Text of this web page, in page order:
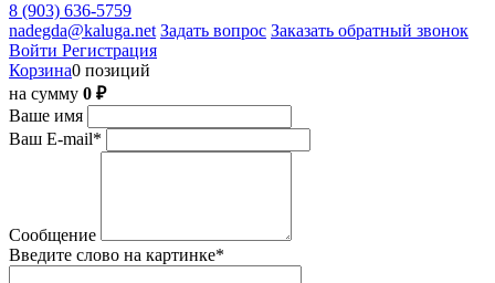
8 (903) 636-5759
nadegda@kaluga.net Задать вопрос Заказать обратный звонок
Войти Регистрация
Корзина0 позиций
на сумму 0 ₽
Ваше имя
Ваш E-mail*
Сообщение
Введите слово на картинке*